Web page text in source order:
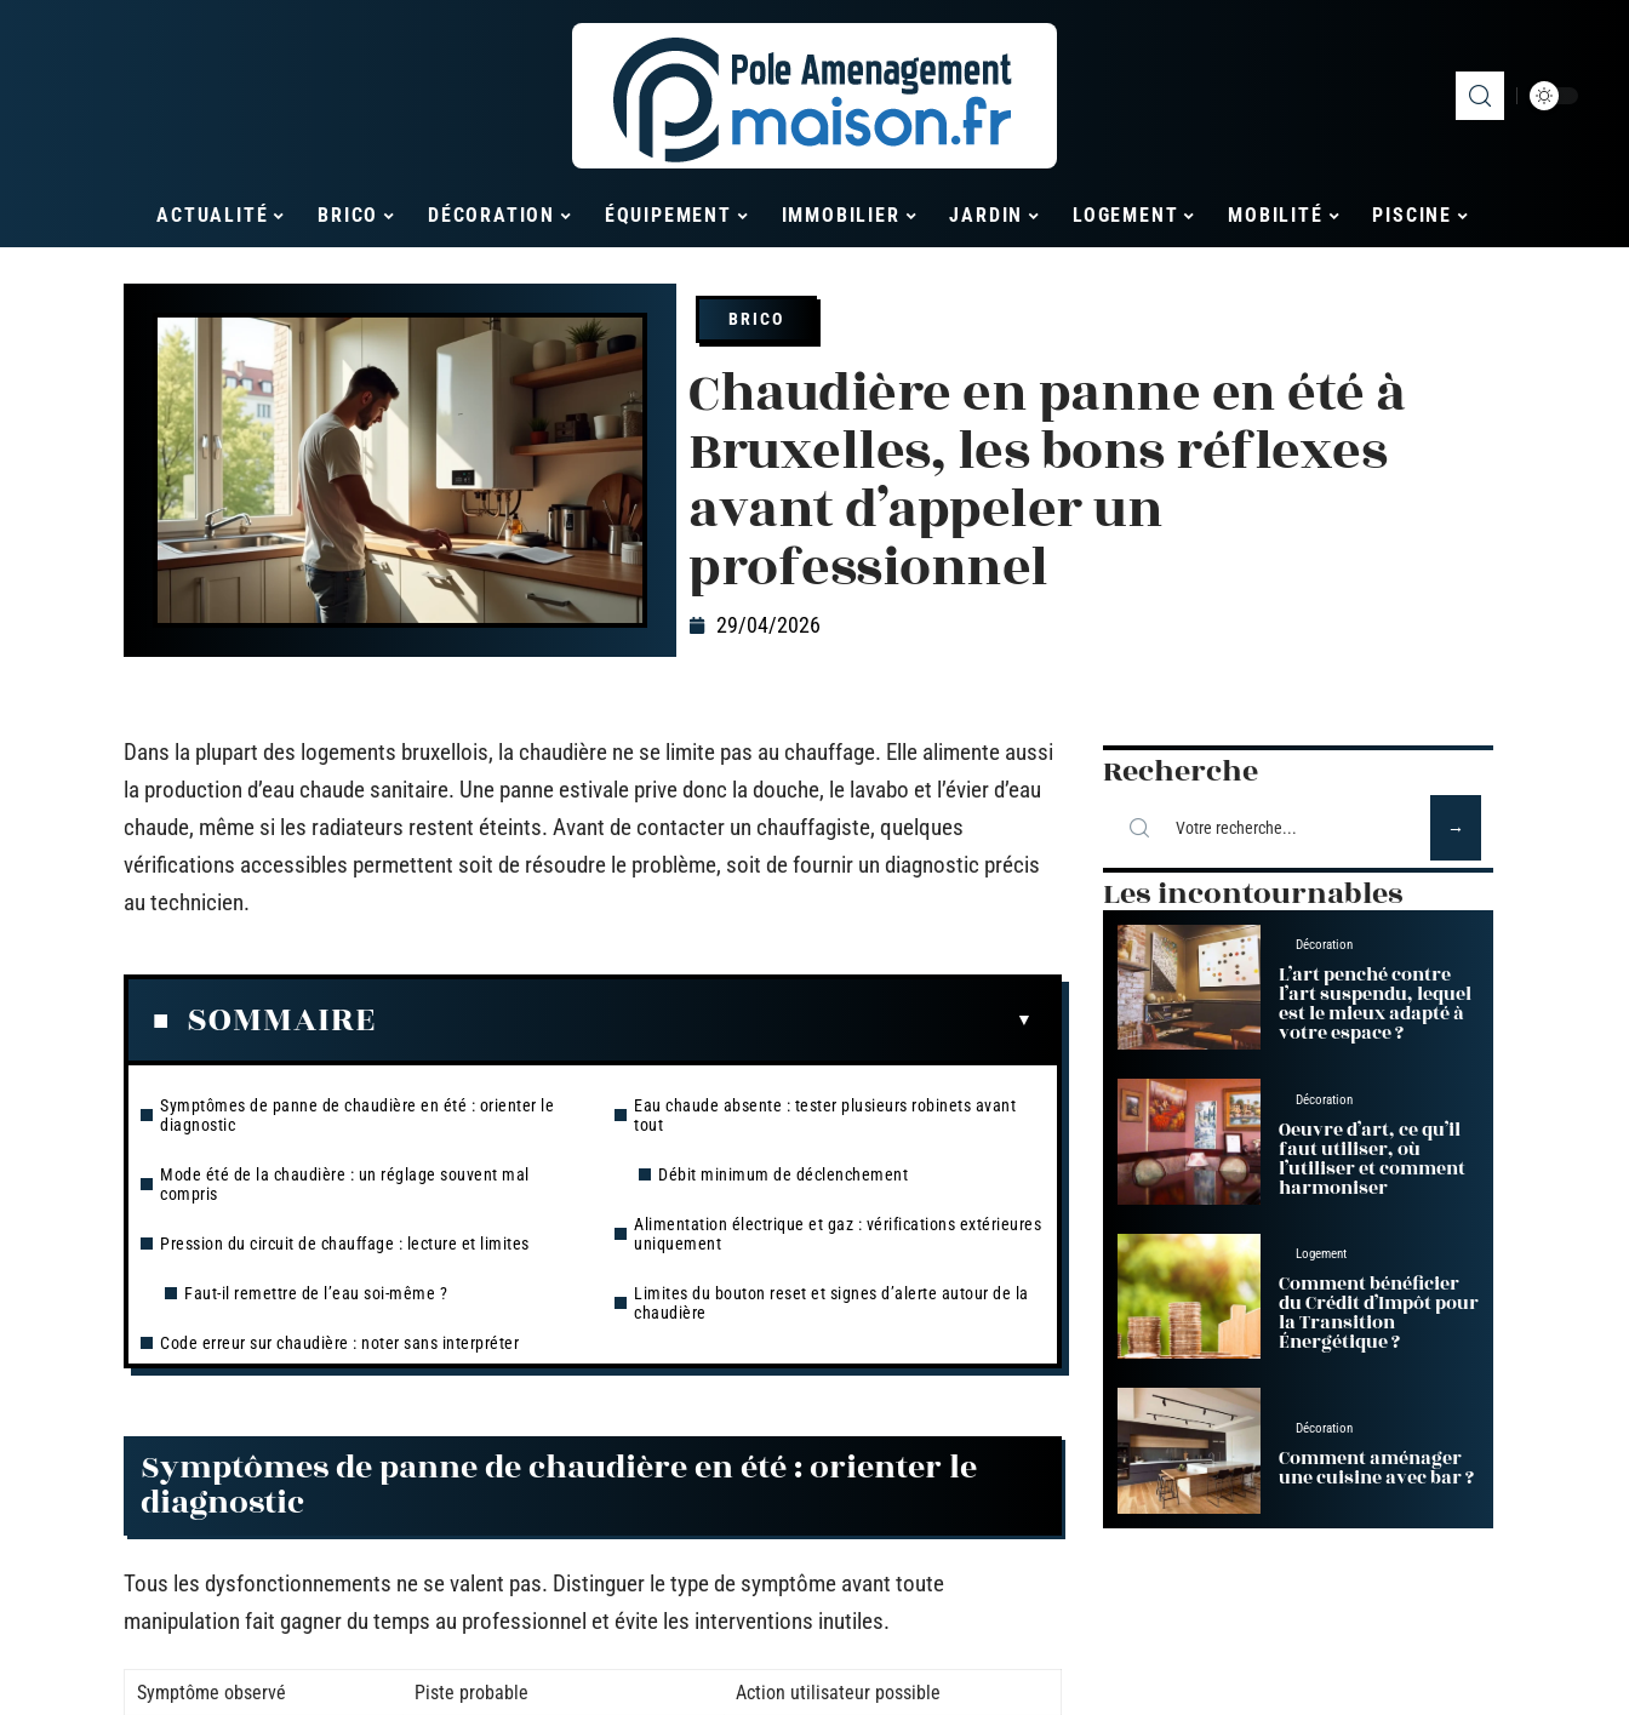
ACTUALITÉ BRICO DÉCORATION ÉQUIPEMENT IMMOBILIER JARDIN LOGEMENT MOBILITÉ PISCINE
BRICO
Chaudière en panne en été à
Bruxelles, les bons réflexes
avant d’appeler un
professionnel
29/04/2026
Dans la plupart des logements bruxellois, la chaudière ne se limite pas au chauffage. Elle alimente aussi
la production d’eau chaude sanitaire. Une panne estivale prive donc la douche, le lavabo et l’évier d’eau
chaude, même si les radiateurs restent éteints. Avant de contacter un chauffagiste, quelques
vérifications accessibles permettent soit de résoudre le problème, soit de fournir un diagnostic précis
au technicien.
SOMMAIRE
Symptômes de panne de chaudière en été : orienter le
diagnostic
Mode été de la chaudière : un réglage souvent mal
compris
Pression du circuit de chauffage : lecture et limites
Faut-il remettre de l’eau soi-même ?
Code erreur sur chaudière : noter sans interpréter
Eau chaude absente : tester plusieurs robinets avant
tout
Débit minimum de déclenchement
Alimentation électrique et gaz : vérifications extérieures
uniquement
Limites du bouton reset et signes d’alerte autour de la
chaudière
Symptômes de panne de chaudière en été : orienter le
diagnostic
Tous les dysfonctionnements ne se valent pas. Distinguer le type de symptôme avant toute
manipulation fait gagner du temps au professionnel et évite les interventions inutiles.
Symptôme observé Piste probable
Action utilisateur possible
Recherche
Les incontournables
Décoration
L’art penché contre
l’art suspendu, lequel
est le mieux adapté à
votre espace ?
Décoration
Oeuvre d’art, ce qu’il
faut utiliser, où
l’utiliser et comment
harmoniser
Logement
Comment bénéficier
du Crédit d’Impôt pour
la Transition
Énergétique ?
Décoration
Comment aménager
une cuisine avec bar ?